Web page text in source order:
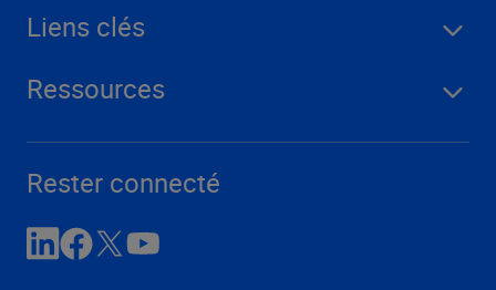
Liens clés
Ressources
Rester connecté